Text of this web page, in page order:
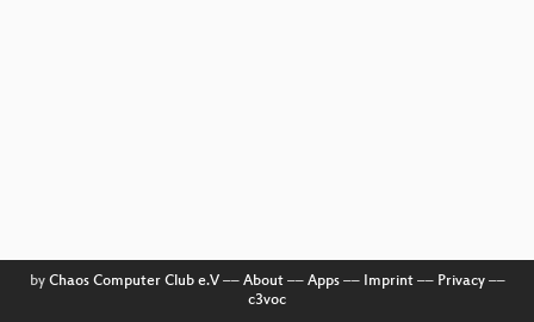
by Chaos Computer Club e.V–– About–– Apps–– Imprint–– Privacy––
c3voc